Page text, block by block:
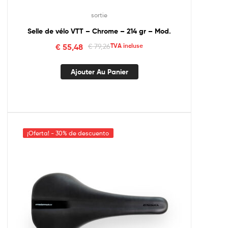
sortie
Selle de vélo VTT – Chrome – 214 gr – Mod.
€79,26
€ 55,48 TVA incluse
Ajouter Au Panier
¡Oferta! - 30% de descuento
¡Oferta! - 30% de descuento